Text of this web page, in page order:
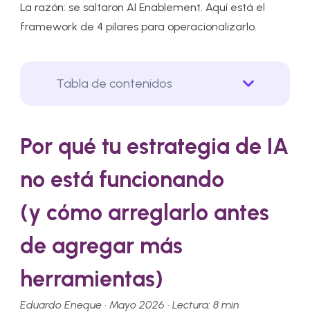
La razón: se saltaron AI Enablement. Aquí está el
framework de 4 pilares para operacionalizarlo.
Tabla de contenidos
Por qué tu estrategia de IA
no está funcionando
(y cómo arreglarlo antes
de agregar más
herramientas)
Eduardo Eneque · Mayo 2026 · Lectura: 8 min